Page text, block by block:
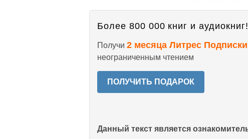
Более 800 000 книг и
Получи 2 месяца Литрес
неограниченным чтением
ПОЛУЧИТЬ ПОДАРОК
Данный текст является